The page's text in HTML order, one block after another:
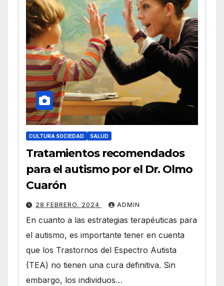
CULTURA SOCIEDAD SALUD
Tratamientos recomendados
para el autismo por el Dr. Olmo
Cuarón
28 FEBRERO, 2024 ADMIN
En cuanto a las estrategias terapéuticas para
el autismo, es importante tener en cuenta
que los Trastornos del Espectro Autista
(TEA) no tienen una cura definitiva. Sin
embargo, los individuos…